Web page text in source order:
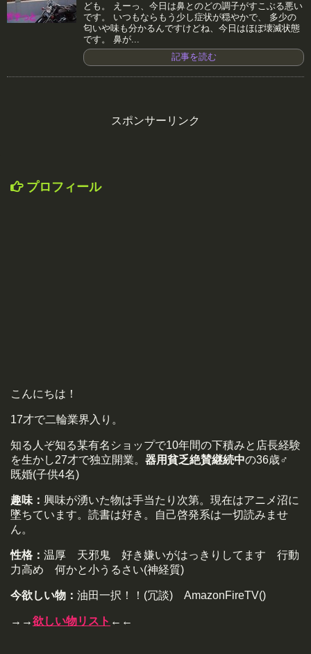
ども。 えーっ、今日は鼻とのどの調子がすこぶる悪い
です。 いつもならもう少し症状が穏やかで、 多少の
匂いや味も分かるんですけどね、今日はほぼ壊滅状態
です。 鼻が...
記事を読む
スポンサーリンク
プロフィール
こんにちは！
17才で二輪業界入り。
知る人ぞ知る某有名ショップで10年間の下積みと店長経験
を生かし27才で独立開業。 器用貧乏絶賛継続中の36歳♂
既婚(子供4名)
趣味： 興味が湧いた物は手当たり次第。現在はアニメ沼に
墜ちています。読書は好き。自己啓発系は一切読みませ
ん。
性格： 温厚 天邪鬼 好き嫌いがはっきりしてます 行動
力高め 何かと小うるさい(神経質)
今欲しい物： 油田一択！！(冗談) AmazonFireTV()
→→欲しい物リスト ←←